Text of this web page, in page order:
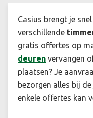
Casius brengt je
verschillende
gratis offertes op
deuren vervangen
plaatsen? Je
bezorgen alles bij
enkele offertes kan